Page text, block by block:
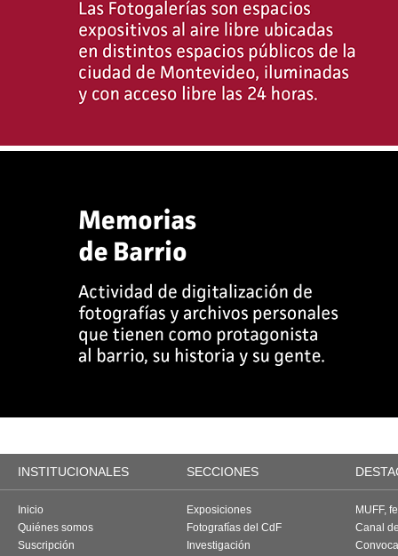
INSTITUCIONALES SECCIONES
Inicio
Quiénes somos
Suscripción
Exposiciones
Fotografías del CdF
Investigación
MUFF,
Canal